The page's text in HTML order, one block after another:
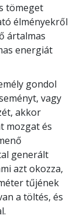
tömeget
élményekről
ártalmas
energiát
gondol
vagy
akkor
mozgat és
generált
azt okozza,
tűjének
a töltés, és